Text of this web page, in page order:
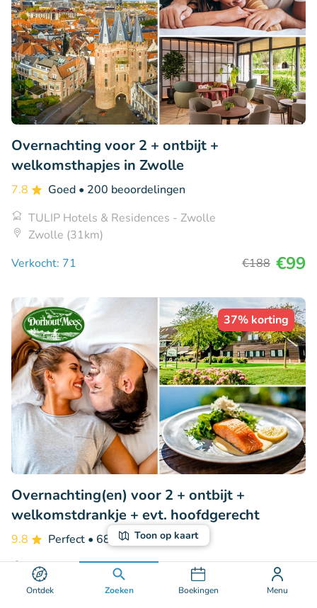
Ontdek Zoeken Boekingen Menu
Toon op kaart
Overnachting voor 2 + ontbijt +
welkomsthapjes in Zwolle
7.8 Goed • 200 beoordelingen
TULIP Hotels & Residences - Zwolle
Zwolle (31km)
Verkocht: 71
€188 €99
37% korting
Overnachting(en) voor 2 + ontbijt +
welkomstdrankje + evt. hoofdgerecht
9.8 Perfect • 68 beoordelingen
Dorhout Mees
Biddinghuizen (32km)